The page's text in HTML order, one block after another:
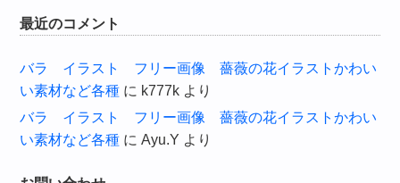
最近のコメント
バラ イラスト フリー画像 薔薇の花イラストかわい
い素材など各種 に k777k より
バラ イラスト フリー画像 薔薇の花イラストかわい
い素材など各種 にAyu.Y より